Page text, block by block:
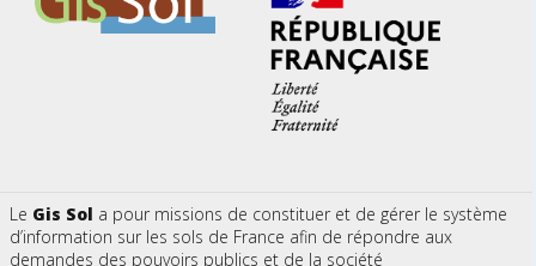
Le Gis Sol a pour missions de constituer et de gérer le système
d’information sur les sols de France afin de répondre aux
demandes des pouvoirs publics et de la société